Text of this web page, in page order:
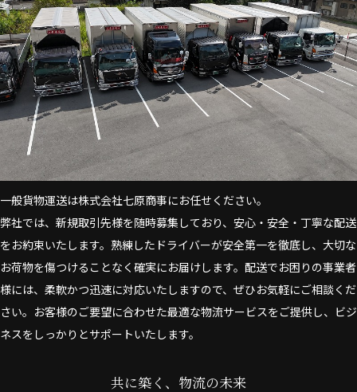
一般貨物運送は株式会社七原商事にお任せください。
弊社では、新規取引先様を随時募集しており、安心・安全・丁寧な配送
をお約束いたします。熟練したドライバーが安全第一を徹底し、大切な
お荷物を傷つけることなく確実にお届けします。配送でお困りの事業者
様には、柔軟かつ迅速に対応いたしますので、ぜひお気軽にご相談くだ
さい。お客様のご要望に合わせた最適な物流サービスをご提供し、ビジ
ネスをしっかりとサポートいたします。
共に築く、物流の未来